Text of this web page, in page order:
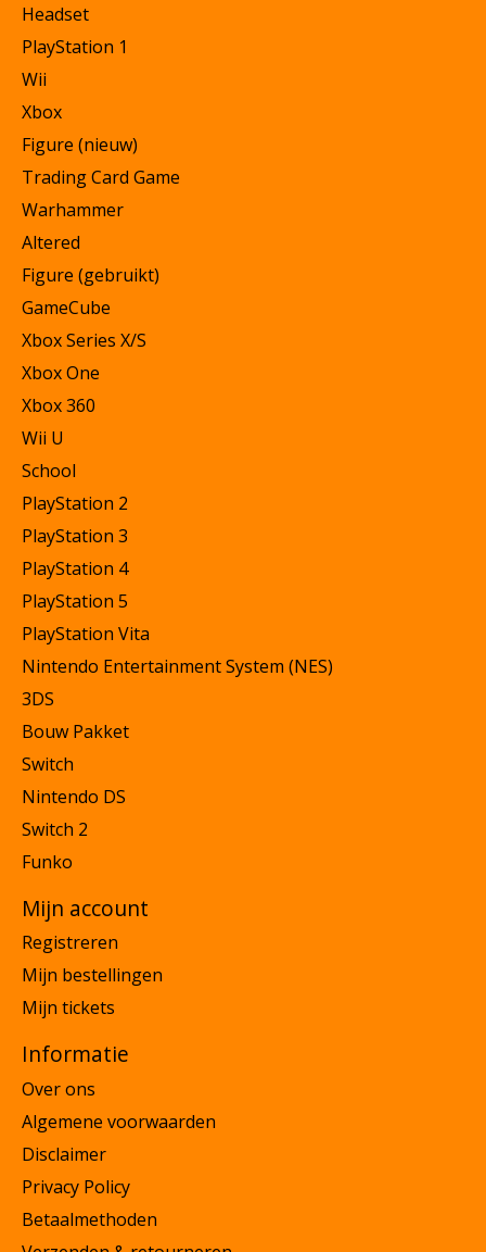
Headset
PlayStation 1
Wii
Xbox
Figure (nieuw)
Trading Card Game
Warhammer
Altered
Figure (gebruikt)
GameCube
Xbox Series X/S
Xbox One
Xbox 360
Wii U
School
PlayStation 2
PlayStation 3
PlayStation 4
PlayStation 5
PlayStation Vita
Nintendo Entertainment System (NES)
3DS
Bouw Pakket
Switch
Nintendo DS
Switch 2
Funko
Mijn account
Registreren
Mijn bestellingen
Mijn tickets
Informatie
Over ons
Algemene voorwaarden
Disclaimer
Privacy Policy
Betaalmethoden